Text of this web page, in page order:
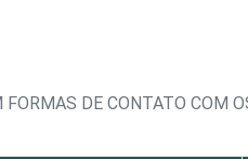
DE CONTATO